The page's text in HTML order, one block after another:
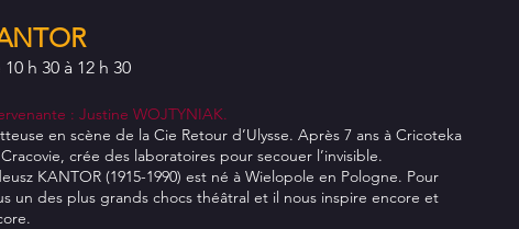
10 h 30 à 12 h 30
: Justine WOJTYNIAK.
en scène de la Cie Retour d’Ulysse. Après 7 ans à Cricoteka
crée des laboratoires pour secouer l’invisible.
KANTOR (1915-1990) est né à Wielopole en Pologne. Pour
un des plus grands chocs théâtral et il nous inspire encore et